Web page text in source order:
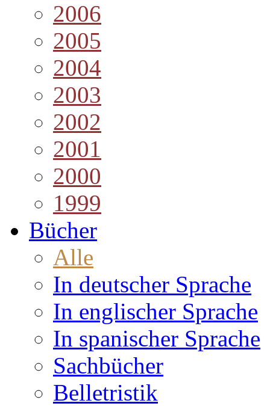
2006
2005
2004
2003
2002
2001
2000
1999
Bücher
Alle
In deutscher Sprache
In englischer Sprache
In spanischer Sprache
Sachbücher
Belletristik